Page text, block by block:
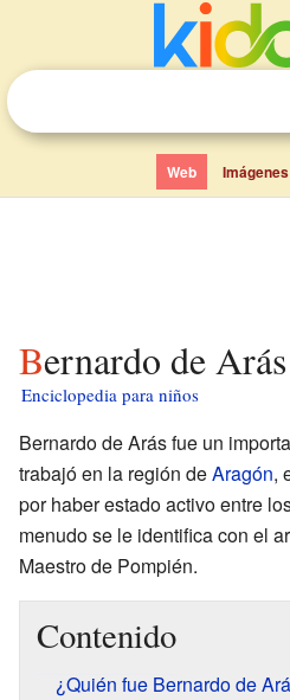
Web Imágenes
Bernardo de
Enciclopedia para niños
Bernardo de Arás fue un
trabajó en la región deAragón,
por haber estado activo entre
menudo se le identifica con el
Maestro de Pompién.
Contenido
¿Quién fue Bernardo de